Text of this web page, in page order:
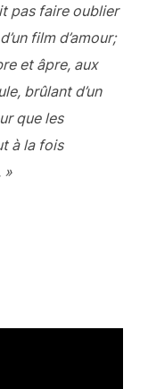
pas faire oublier
film d’amour;
et âpre, aux
brûlant d’un
que les
à la fois
»